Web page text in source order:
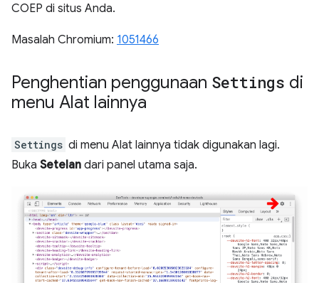
COEP di situs Anda.
Masalah Chromium: 1051466
Penghentian penggunaan Settings di
menu Alat lainnya
Settings di menu Alat lainnya tidak digunakan lagi.
Buka Setelan dari panel utama saja.